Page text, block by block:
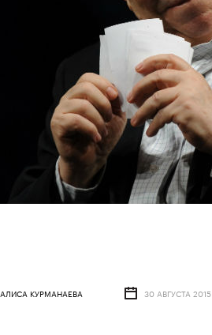
АЛИСА КУРМАНАЕВА 30 АВГУСТА 2015